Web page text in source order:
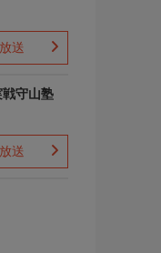
送
守山塾
送